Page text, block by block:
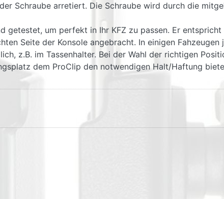
Schraube arretiert. Die Schraube wird durch die
getestet, um perfekt in Ihr KFZ zu passen. Er
Seite der Konsole angebracht. In einigen
z.B. im Tassenhalter. Bei der Wahl der richtigen
dem ProClip den notwendigen Halt/Haftung